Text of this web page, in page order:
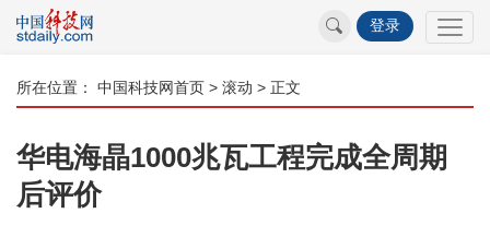
登录
所在位置： 中国科技网首页 > 滚动 > 正文
华电海晶1000兆瓦工程完成全周期
后评价